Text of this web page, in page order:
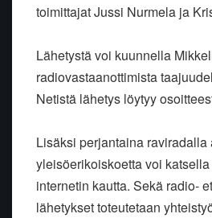
toimittajat Jussi Nurmela ja
Lähetystä voi kuunnella
radiovastaanottimista
Netistä lähetys löytyy
Lisäksi perjantaina raviradalla
yleisöerikoiskoetta voi
internetin kautta. Sekä radio-
lähetykset toteutetaan